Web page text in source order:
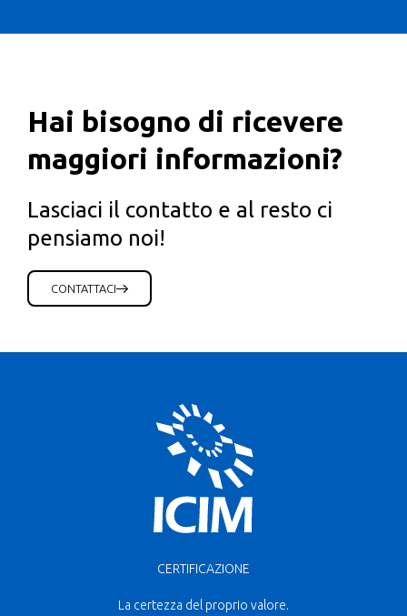
Hai bisogno di ricevere
maggiori informazioni?
Lasciaci il contatto e al resto ci
pensiamo noi!
CONTATTACI
CERTIFICAZIONE
La certezza del proprio valore.